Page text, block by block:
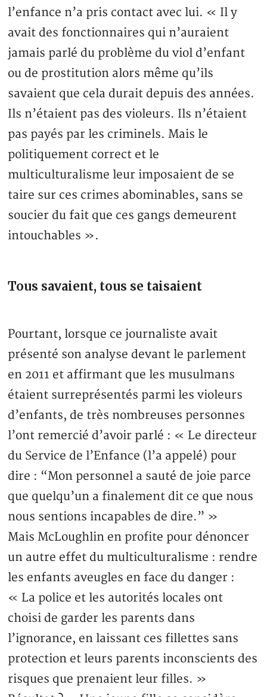
l’enfance n’a pris contact avec lui. « Il y
avait des fonctionnaires qui n’auraient
jamais parlé du problème du viol d’enfant
ou de prostitution alors même qu’ils
savaient que cela durait depuis des années.
Ils n’étaient pas des violeurs. Ils n’étaient
pas payés par les criminels. Mais le
politiquement correct et le
multiculturalisme leur imposaient de se
taire sur ces crimes abominables, sans se
soucier du fait que ces gangs demeurent
intouchables ».
Tous savaient, tous se taisaient
Pourtant, lorsque ce journaliste avait
présenté son analyse devant le parlement
en 2011 et affirmant que les musulmans
étaient surreprésentés parmi les violeurs
d’enfants, de très nombreuses personnes
l’ont remercié d’avoir parlé : « Le directeur
du Service de l’Enfance (l’a appelé) pour
dire : “Mon personnel a sauté de joie parce
que quelqu’un a finalement dit ce que nous
nous sentions incapables de dire.” »
Mais McLoughlin en profite pour dénoncer
un autre effet du multiculturalisme : rendre
les enfants aveugles en face du danger :
« La police et les autorités locales ont
choisi de garder les parents dans
l’ignorance, en laissant ces fillettes sans
protection et leurs parents inconscients des
risques que prenaient leur filles. »